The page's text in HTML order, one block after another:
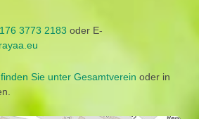
3773 2183 oder E-
Sie unter Gesamtverein oder in